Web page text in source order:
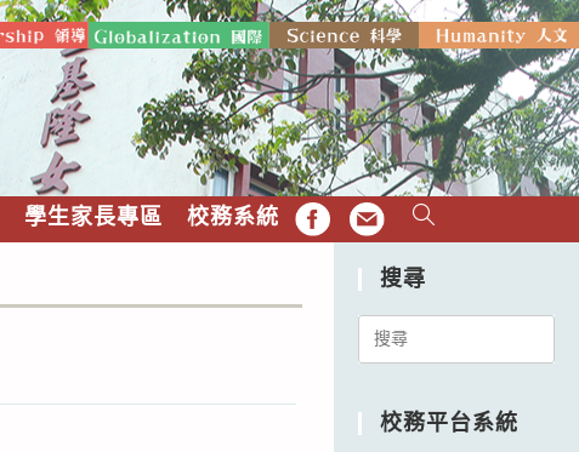
學生家長專區 校務系統 FB EMAIL
搜尋
Search
校務平台系統